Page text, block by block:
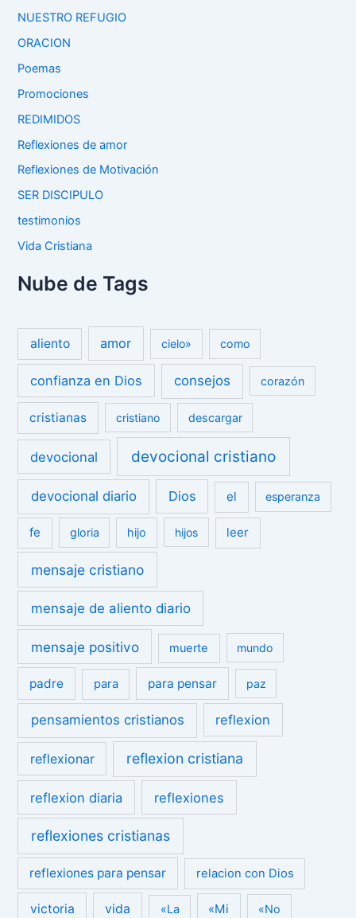
NUESTRO REFUGIO
ORACION
Poemas
Promociones
REDIMIDOS
Reflexiones de amor
Reflexiones de Motivación
SER DISCIPULO
testimonios
Vida Cristiana
Nube de Tags
aliento amor cielo» como
confianza en Dios consejos corazón
cristianas cristiano descargar
devocional devocional cristiano
devocional diario Dios el esperanza
fe gloria hijo hijos leer
mensaje cristiano
mensaje de aliento diario
mensaje positivo muerte mundo
padre para para pensar paz
pensamientos cristianos reflexion
reflexionar reflexion cristiana
reflexion diaria reflexiones
reflexiones cristianas
reflexiones para pensar relacion con Dios
victoria vida «La «Mi «No